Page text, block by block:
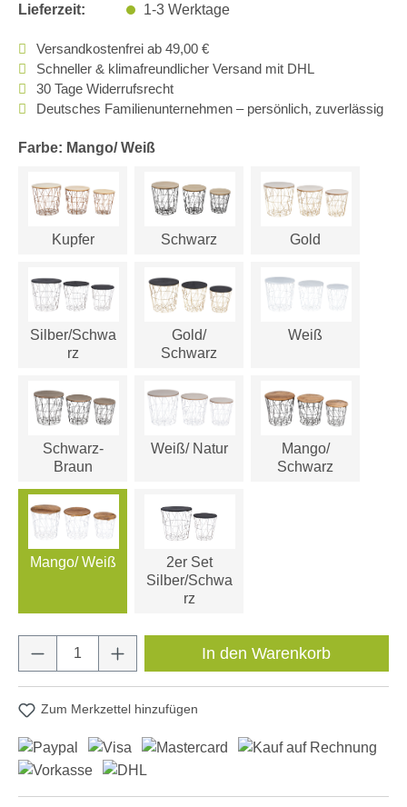
Lieferzeit:
1-3 Werktage
Versandkostenfrei ab 49,00 €
Schneller & klimafreundlicher Versand mit DHL
30 Tage Widerrufsrecht
Deutsches Familienunternehmen – persönlich, zuverlässig
Farbe: Mango/ Weiß
Kupfer Schwarz Gold
Silber/Schwa
rz
Gold/
Schwarz
Weiß
Schwarz-
Braun
Weiß/ Natur
Mango/
Schwarz
Mango/ Weiß
2er Set
Silber/Schwa
rz
Produkt Anzahl: Gib den gewünschten
In den Warenkorb
Zum Merkzettel hinzufügen